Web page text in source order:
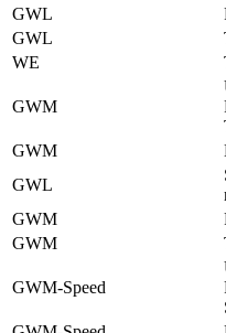
GWL
GWL
WE
GWM
GWM
GWL
GWM
GWM
GWM-Speed